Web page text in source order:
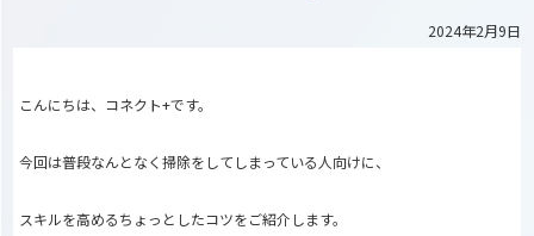
2024年2月9日
こんにちは、コネクト+です。
今回は普段なんとなく掃除をしてしまっている人向けに、
スキルを高めるちょっとしたコツをご紹介します。